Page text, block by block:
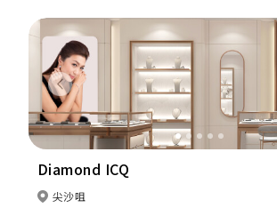
Previous
Diamond ICQ
尖沙咀